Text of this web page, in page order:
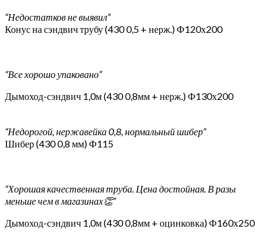
“Недостатков не выявил”
Конус на сэндвич трубу (430 0,5 + нерж.) Ф120х200
“Все хорошо упаковано”
Дымоход-сэндвич 1,0м (430 0,8мм + нерж.) Ф130х200
“Недорогой, нержавейка 0,8, нормальный шибер”
Шибер (430 0,8 мм) Ф115
“Хорошая качественная труба. Цена достойная. В разы
меньше чем в магазинах👏”
Дымоход-сэндвич 1,0м (430 0,8мм + оцинковка) Ф160х250